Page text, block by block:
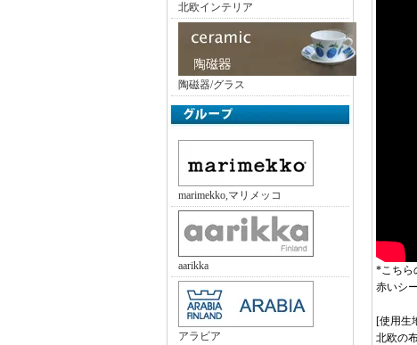
北欧インテリア
陶磁器/グラス
marimekko,マリメッコ
aarikka
アラビア
*こちら
赤いシ
[使用生
北欧の